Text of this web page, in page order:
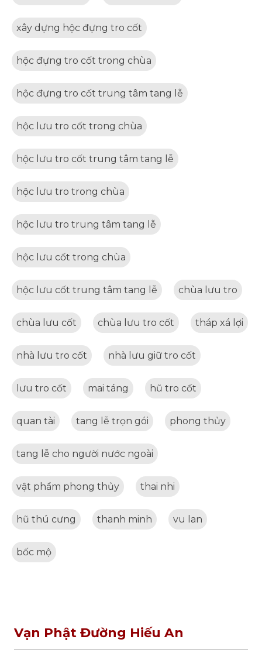
xây dựng hộc đựng tro cốt
hộc đựng tro cốt trong chùa
hộc đựng tro cốt trung tâm tang lễ
hộc lưu tro cốt trong chùa
hộc lưu tro cốt trung tâm tang lễ
hộc lưu tro trong chùa
hộc lưu tro trung tâm tang lễ
hộc lưu cốt trong chùa
hộc lưu cốt trung tâm tang lễ chùa lưu tro
chùa lưu cốt chùa lưu tro cốt tháp xá lợi
nhà lưu tro cốt nhà lưu giữ tro cốt
lưu tro cốt mai táng hũ tro cốt
quan tài tang lễ trọn gói phong thủy
tang lễ cho người nước ngoài
vật phẩm phong thủy thai nhi
hũ thú cưng thanh minh vu lan
bốc mộ
Vạn Phật Đường Hiếu An